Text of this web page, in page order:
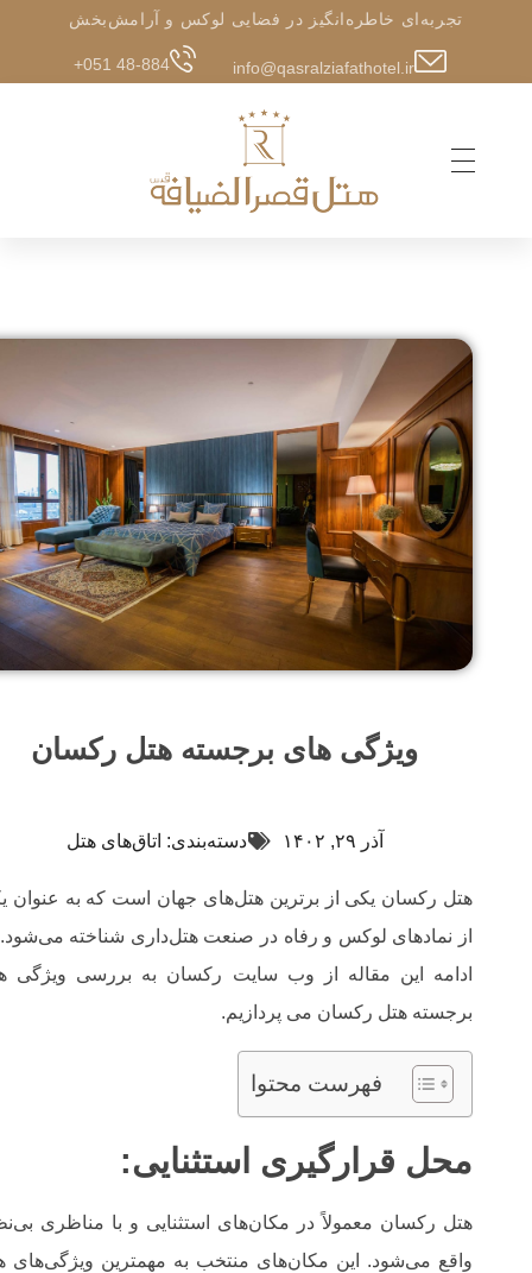
تجربه‌ای خاطره‌انگیز در فضایی لوکس و آرامش‌بخش
info@qasralziafathotel.ir
+051 48-884
ویژگی های برجسته‌ هتل رکسان
آذر ۲۹, ۱۴۰۲ دسته‌بندی: اتاق‌های هتل
هتل رکسان یکی از برترین هتل‌های جهان است که به عنوان
از نمادهای لوکس و رفاه در صنعت هتل‌داری شناخته
ادامه این مقاله از وب سایت رکسان به بررسی ویژگی
برجسته‌ هتل رکسان می پردازیم.
فهرست محتوا
محل قرارگیری استثنایی:
هتل رکسان معمولاً در مکان‌های استثنایی و با مناظری
واقع می‌شود. این مکان‌های منتخب به مهمترین ویژگی‌های